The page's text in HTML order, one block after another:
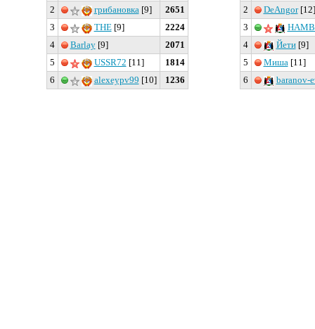
2 грибановка[9]
2651
3
ТНЕ[9]
2224
4
Barlay[9]
2071
5
USSR72 [11]
1814
6
alexeypv99 [10] 1236
2 DeAngor[12]
3
4
Йети[9]
5
Миша[11]
6
baranov-